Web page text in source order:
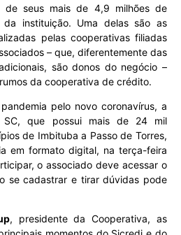
de seus mais de 4,9 milhões de
da instituição. Uma delas são as
pelas cooperativas filiadas
– que, diferentemente das
são donos do negócio –
da cooperativa de crédito.
pelo novo coronavírus, a
SC, que possui mais de 24 mil
de Imbituba a Passo de Torres,
em formato digital, na terça-feira
o associado deve acessar o
se cadastrar e tirar dúvidas pode
, presidente da Cooperativa, as